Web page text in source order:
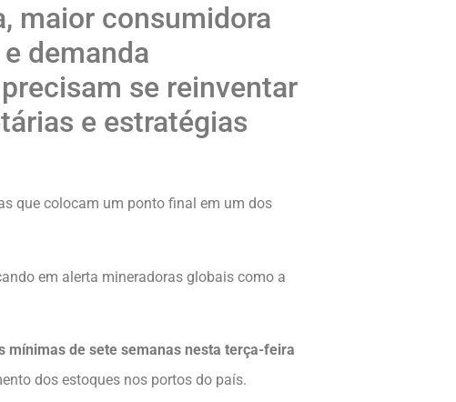
maior consumidora
demanda
se reinventar
e estratégias
que colocam um ponto final em um dos
em alerta mineradoras globais como a
de sete semanas nesta terça-feira
dos estoques nos portos do país.